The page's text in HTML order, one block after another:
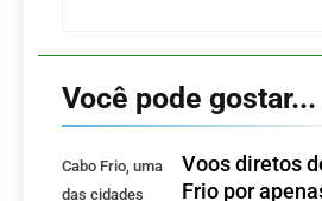
Você pode gostar...
Cabo Frio, uma
das cidades
Voos diretos
Frio por